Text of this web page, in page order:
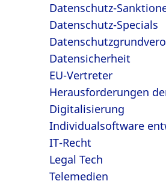
Datenschutz-
Datenschutz-Specials
Datensicherheit
EU-Vertreter
Herausforderungen
Digitalisierung
Individualsoftware
IT-Recht
Legal Tech
Telemedien